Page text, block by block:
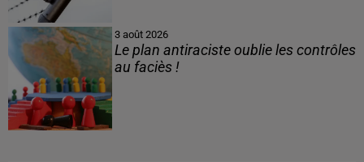
3 août 2026
Le plan antiraciste oublie les contrôles
au faciès !